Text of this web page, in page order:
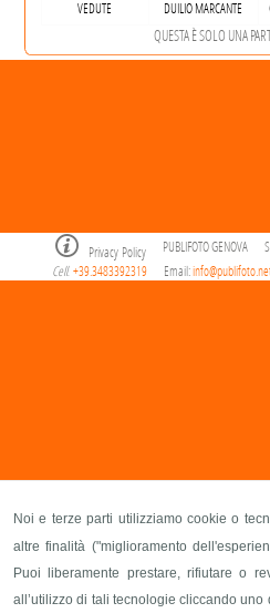
Noi e terze parti utilizziamo cookie o
altre finalità ("miglioramento
Puoi liberamente prestare, rifiutare o
all’utilizzo di tali tecnologie cliccando
VEDUTE DUILIO MARCANTE
QUESTA È SOLO UNA
Privacy Policy PUBLIFOTO GENOVA
Cell. +39.3483392319 Email: